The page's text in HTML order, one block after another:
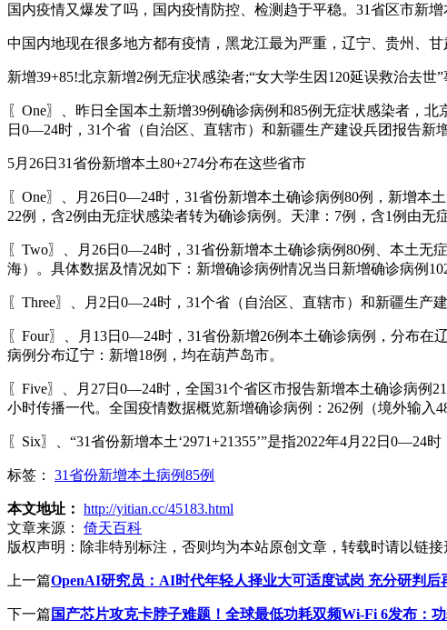
国内疫情又爆发了吗，国内疫情防控、检测趋于平稳。31省区市新
中国内地现在很多地方都有疫情，黑龙江最为严重，辽宁、贵州、
新增39+85!北京新增2例无症状感染者;“女大学生因120延误救治去世”
〖One〗、昨日全国本土新增39例确诊病例和85例无症状感染者，
日0—24时，31个省（自治区、直辖市）和新疆生产建设兵团报告新
5月26日31省份新增本土80+274分布在这些省市
〖One〗、月26日0—24时，31省份新增本土确诊病例80例，新增本
22例，含2例由无症状感染者转为确诊病例。天津：7例，含1例由无
〖Two〗、月26日0—24时，31省份新增本土确诊病例80例、本土
海）。具体数据及情况如下：新增确诊病例情况当日新增确诊病例
〖Three〗、月2日0—24时，31个省（自治区、直辖市）和新疆生产
〖Four〗、月13日0—24时，31省份新增26例本土确诊病例，分布
病例分布辽宁：新增18例，均在葫芦岛市。
〖Five〗、月27日0—24时，全国31个省区市报告新增本土确诊病例
小时传播一代。全国疫情数据概览新增确诊病例：262例（境外输入
〖Six〗、“31省份新增本土‘2971+21355’”是指2022年4月22日
标签： 31省份新增本土病例85例
本文地址： http://yitian.cc/45183.html
文章来源：
倚天百科
版权声明： 除非特别标注，否则均为本站原创文章，转载时请以链接
上一篇OpenAI研究员：AI时代年轻人择业大可适度试岗 充分研判后
下一篇 国产芯片攻克卡脖子难题！全球最低功耗双频Wi-Fi 6发布：